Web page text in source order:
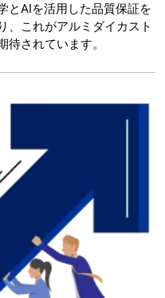
とAIを活用した品質保証を
、これがアルミダイカスト
されています。